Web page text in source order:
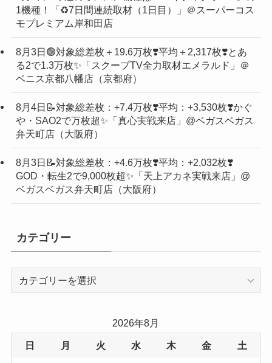
1機種！「♻️7日間連続取材（1日目）」＠スーパーコス
モプレミアム岸和田店
8月3日🟢対象総差枚＋19.6万枚❣️平均＋2,317枚❣️とあ
る2で1.3万枚✨「スクープTV全力取材エメラルド」＠
ベニス京都八幡店（京都府）
8月4日📝対象総差枚：+7.4万枚❣️平均：+3,530枚❣️かぐ
や・SAO2で万枚超✨「真心実戦来店」@ベガスベガス
弁天町店（大阪府）
8月3日📝対象総差枚：+4.6万枚❣️平均：+2,032枚❣️
GOD・転生2で9,000枚超✨「天上アカネ実戦来店」@
ベガスベガス弁天町店（大阪府）
カテゴリー
ー
2026年8月
日 月 火 水 木 金 土